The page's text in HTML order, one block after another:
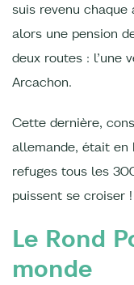
suis revenu chaque
alors une pension
deux routes : l’une
Arcachon.
Cette dernière,
allemande, était
refuges tous les
puissent se croiser !
Le Rond
monde